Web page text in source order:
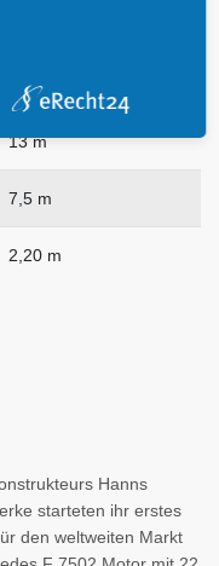
4.800 m
13 m
7,5 m
2,20 m
Hanns
starteten ihr erstes
den weltweiten Markt